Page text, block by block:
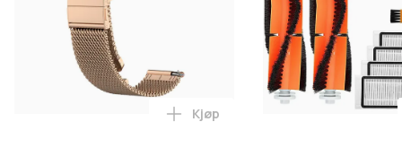
Legg Reim (20 mm) til
Kjøp